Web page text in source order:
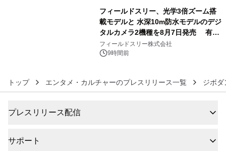
フィールドスリー、光学3倍ズーム搭
載モデルと 水深10m防水モデルのデジ
タルカメラ2機種を8月7日発売 有効
約1300万画素、用途別に選べるコンデ
ジ新登場
フィールドスリー株式会社
9時間前
トップ エンタメ・カルチャーのプレスリリース一覧 ジボ
プレスリリース配信
サポート